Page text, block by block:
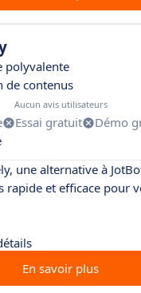
polyvalente
de contenus
Aucun avis utilisateurs
Essai gratuit
Démo
une alternative à
rapide et efficace pour
En savoir plus